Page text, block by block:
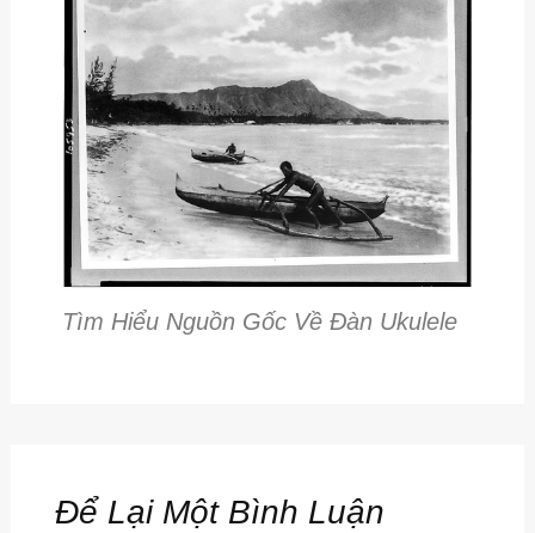
Tìm Hiểu Nguồn Gốc Về Đàn Ukulele
Để Lại Một Bình Luận